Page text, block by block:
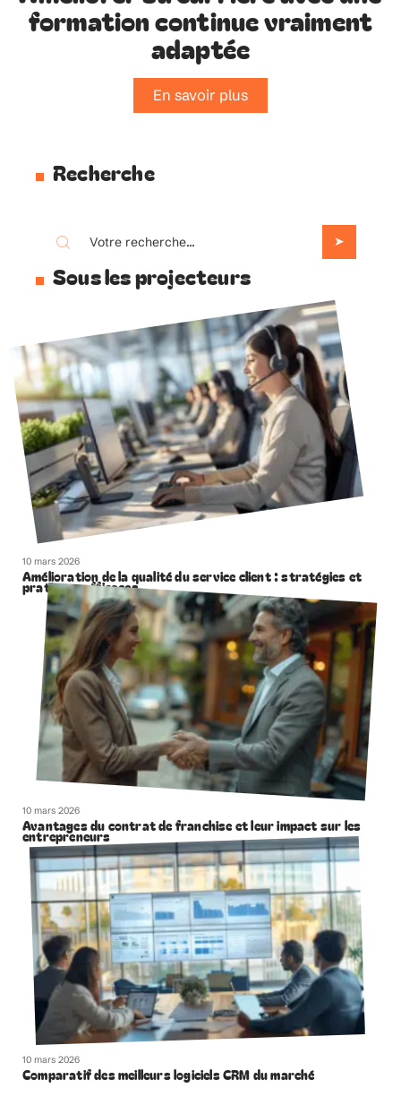
formation continue vraiment
adaptée
En savoir plus
Recherche
Sous les projecteurs
10 mars 2026
Amélioration de la qualité du service client : stratégies et
pratiques efficaces
10 mars 2026
Avantages du contrat de franchise et leur impact sur les
entrepreneurs
10 mars 2026
Comparatif des meilleurs logiciels CRM du marché